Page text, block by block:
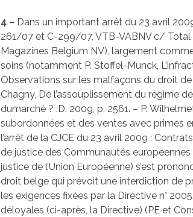
4 – Dans un important arrêt du 23 avril
261/07 et C-299/07, VTB-VABNV c/
Magazines Belgium NV), largement
soins (notamment P. Stoffel-Munck,
Observations sur les malfaçons du droit
Chagny, De l’assouplissement du régime
dumarché ? :D. 2009, p. 2561. – P.
subordonnées et des ventes avec primes
l’arrêt de la CJCE du 23 avril 2009 :
de justice des Communautés
justice de l’Union Européenne) s’est
droit belge qui prévoit une interdiction de
les exigences fixées par la Directive n°
déloyales (ci-après, la Directive) (PE et